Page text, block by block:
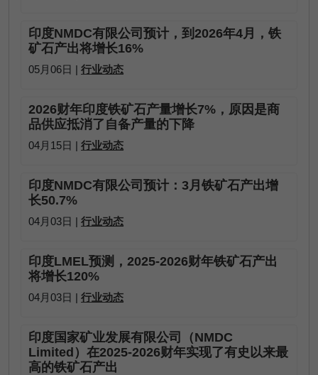
印度NMDC有限公司预计，到2026年4月，铁
矿石产出将增长16%
05月06日 | 行业动态
2026财年印度铁矿石产量增长7%，原因是商
品供应抵消了自备产量的下降
04月15日 | 行业动态
印度NMDC有限公司预计：3月铁矿石产出增
长50.7%
04月03日 | 行业动态
印度LMEL预测，2025-2026财年铁矿石产出
将增长120%
04月03日 | 行业动态
印度国家矿业发展有限公司（NMDC
Limited）在2025-2026财年实现了有史以来最
高的铁矿石产出